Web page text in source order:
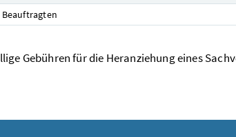
Gebühren für die Heranziehung eines